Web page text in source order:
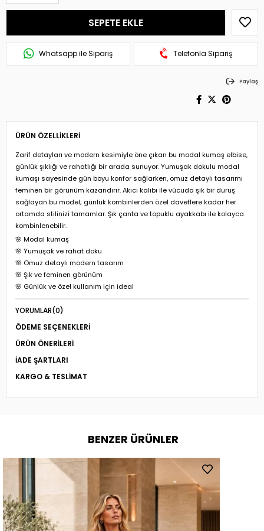
Whatsapp ile Sipariş Telefonla Sipariş
Paylaş
ÜRÜN ÖZELLIKLERI
Zarif detayları ve modern kesimiyle öne çıkan bu modal kumaş elbise,
günlük şıklığı ve rahatlığı bir arada sunuyor. Yumuşak dokulu modal
kumaşı sayesinde gün boyu konfor sağlarken, omuz detaylı tasarımı
feminen bir görünüm kazandırır. Akıcı kalıbı ile vücuda şık bir duruş
sağlayan bu model; günlük kombinlerden özel davetlere kadar her
ortamda stilinizi tamamlar. Şık çanta ve topuklu ayakkabı ile kolayca
kombinlenebilir.
🌸 Modal kumaş
🌸 Yumuşak ve rahat doku
🌸 Omuz detaylı modern tasarım
🌸 Şık ve feminen görünüm
🌸 Günlük ve özel kullanım için ideal
YORUMLAR(0)
ÖDEME SEÇENEKLERI
ÜRÜN ÖNERILERI
İADE ŞARTLARI
KARGO & TESLIMAT
BENZER ÜRÜNLER